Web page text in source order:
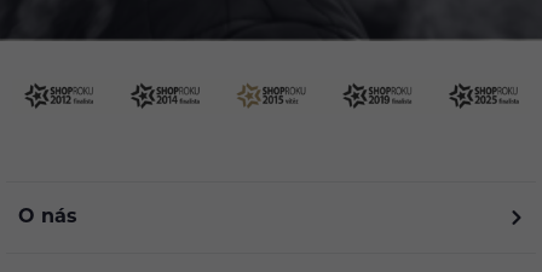
O nás